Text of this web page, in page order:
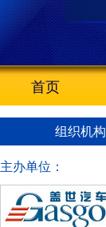
首页
组织机构
主办单位：